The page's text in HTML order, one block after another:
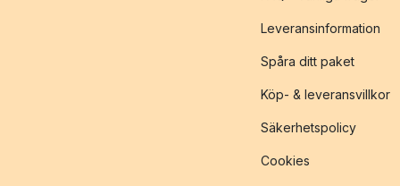
Leveransinformation
Spåra ditt paket
Köp- & leveransvillkor
Säkerhetspolicy
Cookies